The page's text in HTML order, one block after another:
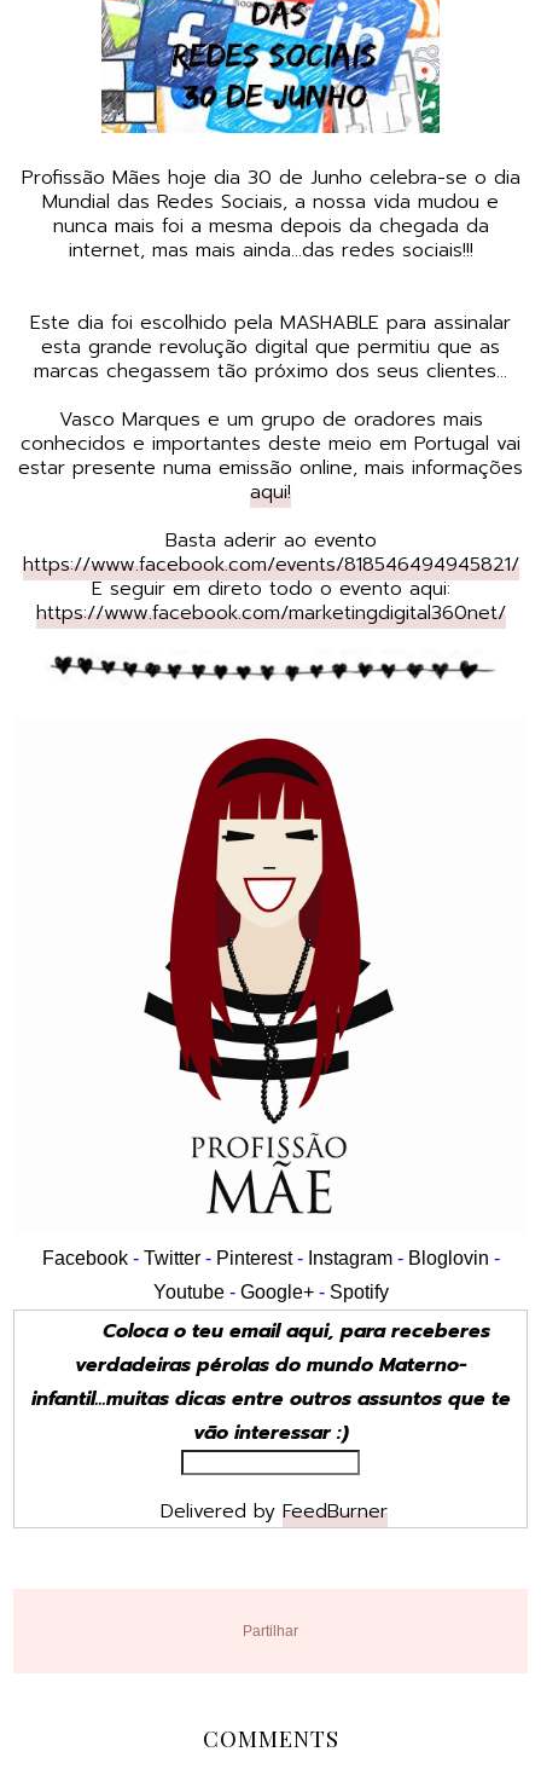
Profissão Mães hoje dia 30 de Junho celebra-se o dia
Mundial das Redes Sociais, a nossa vida mudou e
nunca mais foi a mesma depois da chegada da
internet, mas mais ainda...das redes sociais!!!
Este dia foi escolhido pela MASHABLE para assinalar
esta grande revolução digital que permitiu que as
marcas chegassem tão próximo dos seus clientes...
Vasco Marques e um grupo de oradores mais
conhecidos e importantes deste meio em Portugal vai
estar presente numa emissão online, mais informações
aqui!
Basta aderir ao evento
https://www.facebook.com/events/818546494945821/
E seguir em direto todo o evento aqui:
https://www.facebook.com/marketingdigital360net/
Facebook- Twitter- Pinterest- Instagram - Bloglovin -
Youtube- Google+- Spotify
Coloca o teu email aqui, para receberes
verdadeiras pérolas do mundo Materno-
infantil...muitas dicas entre outros assuntos que te
vão interessar :)
Delivered by FeedBurner
Partilhar
COMMENTS